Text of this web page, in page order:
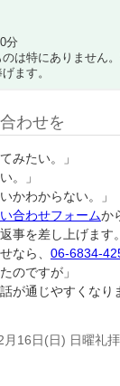
分
のは特にありません
ます。
わせを
みたい。」
。」
かわからない。」
合わせフォームか
事を差し上げます。
なら、 06-6834-
のですが」
が通じやすくなり
月16日(日) 日曜礼